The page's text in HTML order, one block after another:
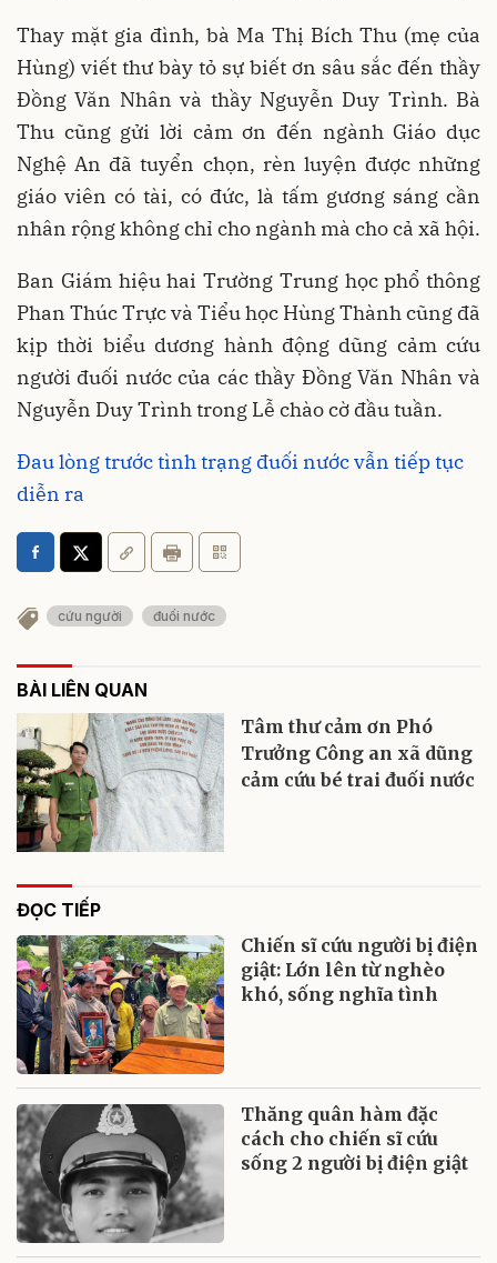
Thay mặt gia đình, bà Ma Thị Bích Thu (mẹ của
Hùng) viết thư bày tỏ sự biết ơn sâu sắc đến thầy
Đồng Văn Nhân và thầy Nguyễn Duy Trình. Bà
Thu cũng gửi lời cảm ơn đến ngành Giáo dục
Nghệ An đã tuyển chọn, rèn luyện được những
giáo viên có tài, có đức, là tấm gương sáng cần
nhân rộng không chỉ cho ngành mà cho cả xã hội.
Ban Giám hiệu hai Trường Trung học phổ thông
Phan Thúc Trực và Tiểu học Hùng Thành cũng đã
kịp thời biểu dương hành động dũng cảm cứu
người đuối nước của các thầy Đồng Văn Nhân và
Nguyễn Duy Trình trong Lễ chào cờ đầu tuần.
Đau lòng trước tình trạng đuối nước vẫn tiếp tục
diễn ra
cứu người đuối nước
BÀI LIÊN QUAN
Tâm thư cảm ơn Phó
Trưởng Công an xã dũng
cảm cứu bé trai đuối nước
ĐỌC TIẾP
Chiến sĩ cứu người bị điện
giật: Lớn lên từ nghèo
khó, sống nghĩa tình
Thăng quân hàm đặc
cách cho chiến sĩ cứu
sống 2 người bị điện giật